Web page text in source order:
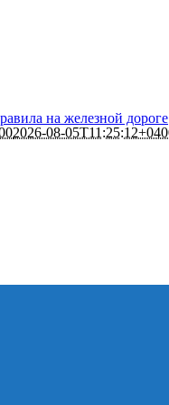
на железной дороге
2026-08-